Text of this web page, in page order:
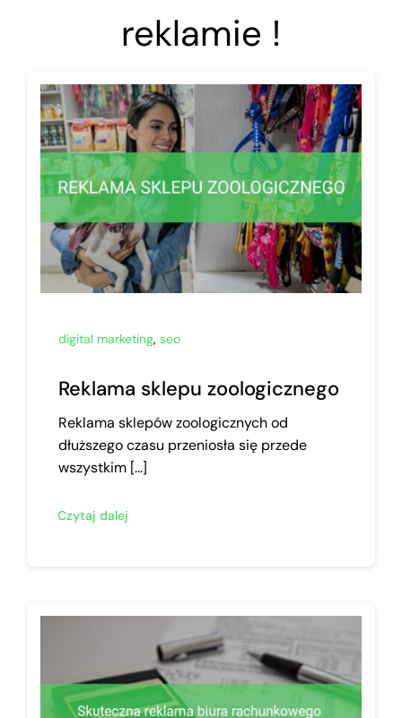
reklamie !
digital marketing, seo
Reklama sklepu zoologicznego
Reklama sklepów zoologicznych od
dłuższego czasu przeniosła się przede
wszystkim [...]
Czytaj dalej